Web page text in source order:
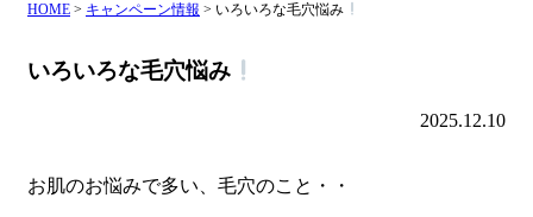
HOME > キャンペーン情報 > いろいろな毛穴悩み
いろいろな毛穴悩み
2025.12.10
お肌のお悩みで多い、毛穴のこと・・